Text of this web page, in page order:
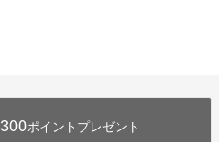
300ポイントプレゼント